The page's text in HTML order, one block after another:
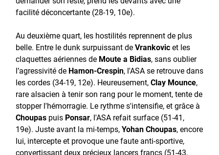
facilité déconcertante (28-19, 10e).
Au deuxième quart, les hostilités reprennent de plus
belle. Entre le dunk surpuissant deVrankovicet les
claquettes aériennes de Moute a Bidias, sans oublier
l’agressivité de Hamon-Crespin, l'ASA se retrouve dans
les cordes (34-19, 12e). Heureusement,Clay Mounce,
rare alsacien à tenir son rang pour le moment, tente de
stopper l'hémorragie. Le rythme s'intensifie, et grâce à
Choupas puis Ponsar, l'ASA refait surface (51-41,
19e). Juste avant la mi-temps,Yohan Choupas, encore
lui, intercepte et provoque une faute anti-sportive,
convertissant deux précieux lancers francs (51-43,